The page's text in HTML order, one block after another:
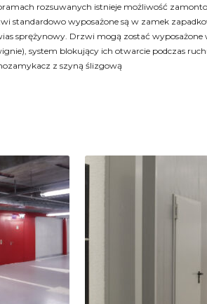
rozsuwanych istnieje możliwość
standardowo wyposażone są w zamek
sprężynowy. Drzwi mogą zostać wyposażone
system blokujący ich otwarcie podczas
z szyną ślizgową